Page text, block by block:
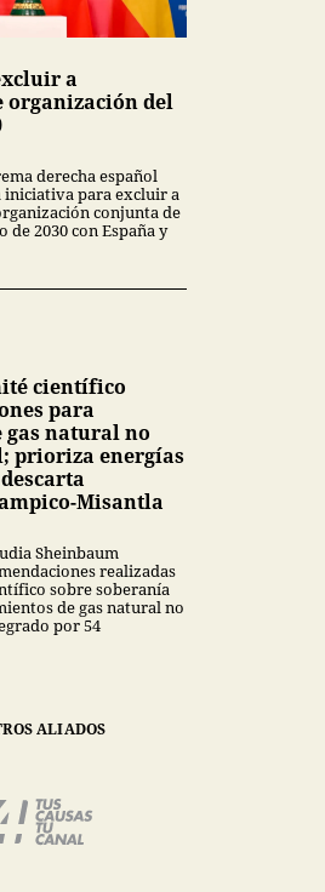
a
organización del
derecha español
iniciativa para excluir a
conjunta de
de 2030 con España y
científico
para
gas natural no
prioriza energías
Misantla
Sheinbaum
realizadas
sobre soberanía
de gas natural no
por 54
ALIADOS